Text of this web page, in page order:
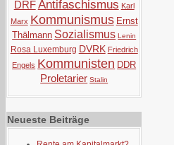
DRFAntifaschismus Karl
Marx Kommunismus Ernst
Thälmann Sozialismus Lenin
Rosa Luxemburg DVRK Friedrich
Engels Kommunisten DDR
Proletarier Stalin
Neueste Beiträge